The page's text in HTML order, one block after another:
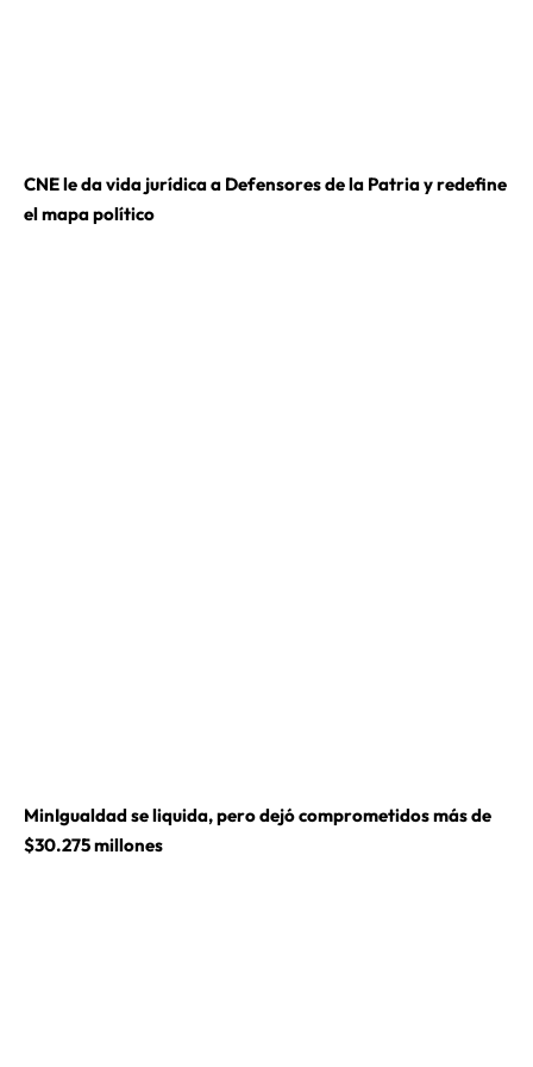
CNE le da vida jurídica a Defensores de la Patria y redefine
el mapa político
MinIgualdad se liquida, pero dejó comprometidos más de
$30.275 millones